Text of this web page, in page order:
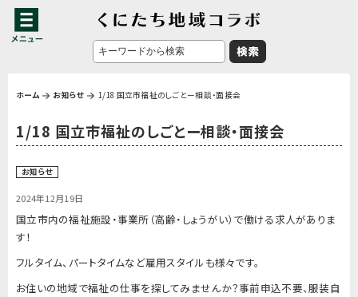
ホーム お知らせ 1/18 国立市福祉のしごとー相談・面接会
1/18 国立市福祉のしごとー相談・面接会
お知らせ
2024年12月19日
国立市内の福祉施設・事業所（高齢・しょうがい）で働ける求人がありま
す！
フルタイム、パートタイムなど雇用スタイルも様々です。
お住いの地域で福祉の仕事を探してみませんか？事前申込不要、服装自